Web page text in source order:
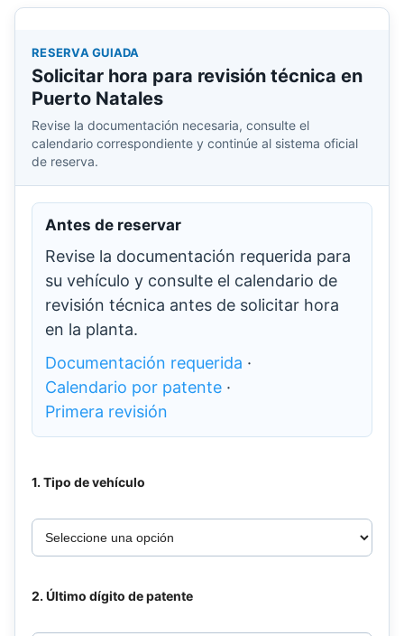
RESERVA GUIADA
Solicitar hora para revisión técnica en
Puerto Natales
Revise la documentación necesaria, consulte el
calendario correspondiente y continúe al sistema oficial
de reserva.
Antes de reservar
Revise la documentación requerida para
su vehículo y consulte el calendario de
revisión técnica antes de solicitar hora
en la planta.
Documentación requerida ·
Calendario por patente ·
Primera revisión
1. Tipo de vehículo
2. Último dígito de patente